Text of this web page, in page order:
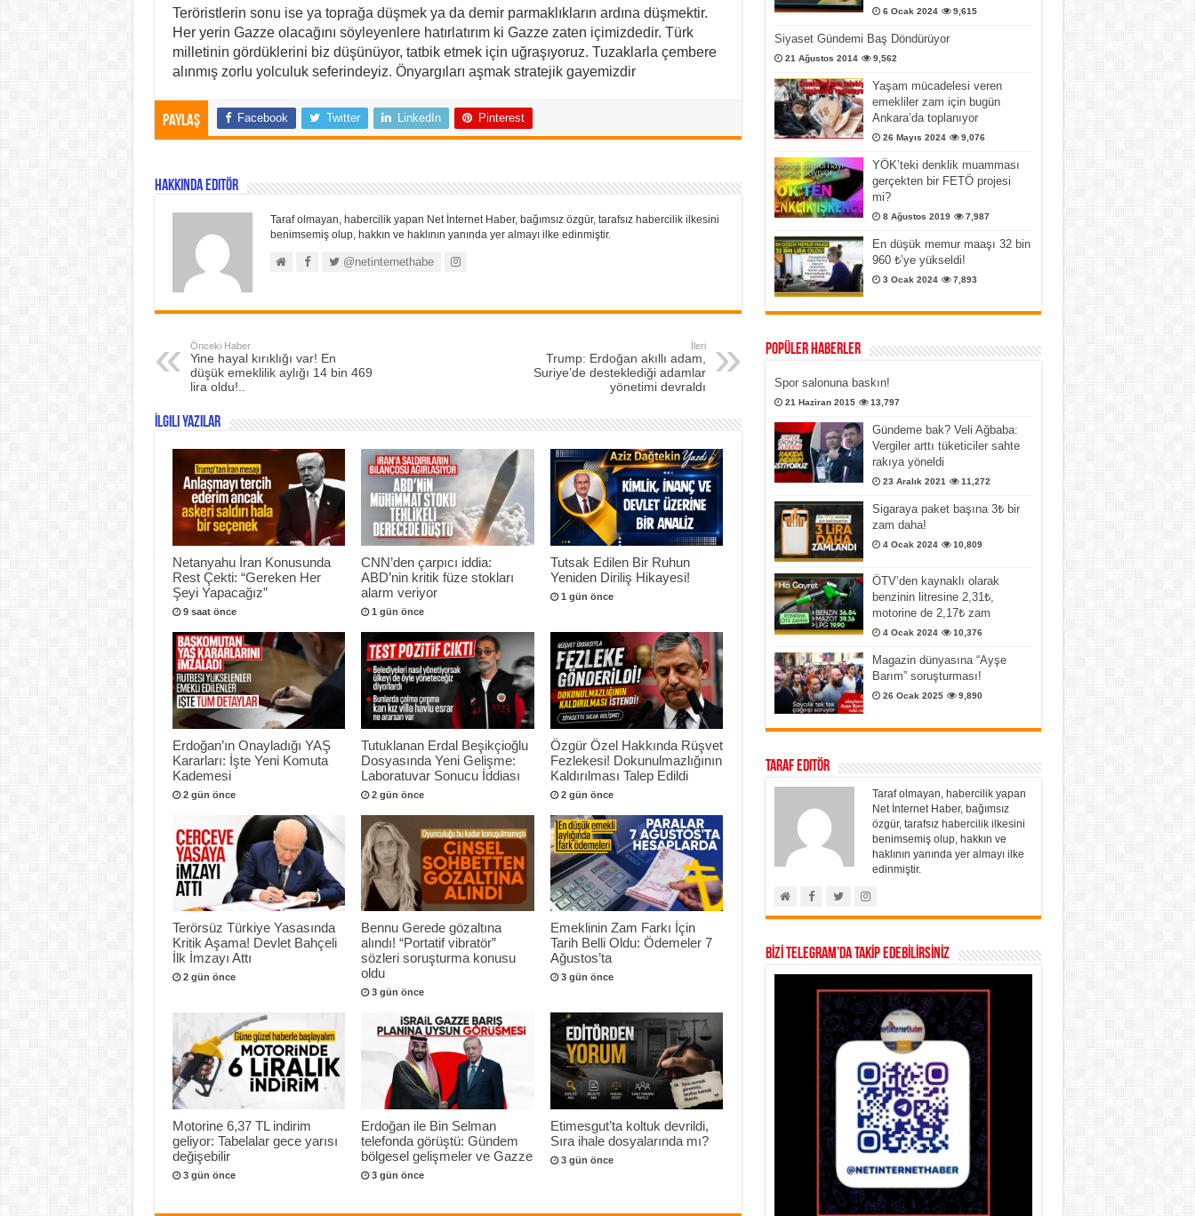
Teröristlerin sonu ise ya toprağa düşmek ya da demir parmaklıkların ardına düşmektir.
Her yerin Gazze olacağını söyleyenlere hatırlatırım ki Gazze zaten içimizdedir. Türk
milletinin gördüklerini biz düşünüyor, tatbik etmek için uğraşıyoruz. Tuzaklarla çembere
alınmış zorlu yolculuk seferindeyiz. Önyargıları aşmak stratejik gayemizdir
Paylaş Facebook Twitter LinkedIn Pinterest
Hakkında Editör
Taraf olmayan, habercilik yapan Net İnternet Haber, bağımsız özgür, tarafsız habercilik ilkesini
benimsemiş olup, hakkın ve haklının yanında yer almayı ilke edinmiştir.
@netinternethabe
Önceki Haber
Yine hayal kırıklığı var! En
düşük emeklilik aylığı 14 bin 469
lira oldu!..
İleri
Trump: Erdoğan akıllı adam,
Suriye’de desteklediği adamlar
yönetimi devraldı
İlgili Yazılar
Netanyahu İran Konusunda
Rest Çekti: “Gereken Her
Şeyi Yapacağız”
9 saat önce
CNN’den çarpıcı iddia:
ABD’nin kritik füze stokları
alarm veriyor
1 gün önce
Tutsak Edilen Bir Ruhun
Yeniden Diriliş Hikayesi!
1 gün önce
Erdoğan’ın Onayladığı YAŞ
Kararları: İşte Yeni Komuta
Kademesi
2 gün önce
Tutuklanan Erdal Beşikçioğlu
Dosyasında Yeni Gelişme:
Laboratuvar Sonucu İddiası
2 gün önce
Özgür Özel Hakkında Rüşvet
Fezlekesi! Dokunulmazlığının
Kaldırılması Talep Edildi
2 gün önce
Terörsüz Türkiye Yasasında
Kritik Aşama! Devlet Bahçeli
İlk İmzayı Attı
2 gün önce
Bennu Gerede gözaltına
alındı! “Portatif vibratör”
sözleri soruşturma konusu
oldu
3 gün önce
Emeklinin Zam Farkı İçin
Tarih Belli Oldu: Ödemeler 7
Ağustos’ta
3 gün önce
Motorine 6,37 TL indirim
geliyor: Tabelalar gece yarısı
değişebilir
3 gün önce
Erdoğan ile Bin Selman
telefonda görüştü: Gündem
bölgesel gelişmeler ve Gazze
3 gün önce
Etimesgut’ta koltuk devrildi,
Sıra ihale dosyalarında mı?
3 gün önce
6 Ocak 2024 9,615
Siyaset Gündemi Baş Döndürüyor
21 Ağustos 2014 9,562
Yaşam mücadelesi veren
emekliler zam için bugün
Ankara’da toplanıyor
26 Mayıs 2024 9,076
YÖK’teki denklik muamması
gerçekten bir FETÖ projesi
mi?
8 Ağustos 2019 7,987
En düşük memur maaşı 32 bin
960 ₺’ye yükseldi!
3 Ocak 2024 7,893
Popüler Haberler
Spor salonuna baskın!
21 Haziran 2015 13,797
Gündeme bak? Veli Ağbaba:
Vergiler arttı tüketiciler sahte
rakıya yöneldi
23 Aralık 2021 11,272
Sigaraya paket başına 3₺ bir
zam daha!
4 Ocak 2024 10,809
ÖTV’den kaynaklı olarak
benzinin litresine 2,31₺,
motorine de 2,17₺ zam
4 Ocak 2024 10,376
Magazin dünyasına “Ayşe
Barım” soruşturması!
26 Ocak 2025 9,890
Taraf Editör
Taraf olmayan, habercilik yapan
Net İnternet Haber, bağımsız
özgür, tarafsız habercilik ilkesini
benimsemiş olup, hakkın ve
haklının yanında yer almayı ilke
edinmiştir.
BİZİ TELEGRAM’DA TAKİP EDEBİLİRSİNİZ